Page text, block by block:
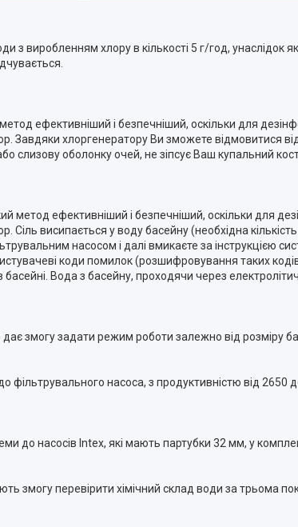
з виробленням хлору в кількості 5 г/год, унаслідок
ефективніший і безпечніший, оскільки для
Завдяки хлоргенератору Ви зможете відмовитися
слизову оболонку очей, не зіпсує Ваш купальний
метод ефективніший і безпечніший, оскільки для
висипається у воду басейну (необхідна
насосом і далі вмикаєте за інструкцією
коди помилок (розшифровування таких кодів
Вода з басейну, проходячи через
змогу задати режим роботи залежно від розміру
насоса, з продуктивністю від 2650
до насосів Intex, які мають партубки 32 мм, у
змогу перевірити хімічний склад води за трьома